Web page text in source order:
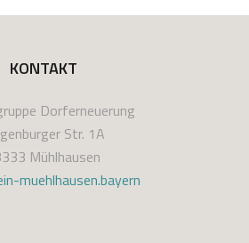
KONTAKT
Dorferneuerung
Str. 1A
Mühlhausen
muehlhausen.bayern